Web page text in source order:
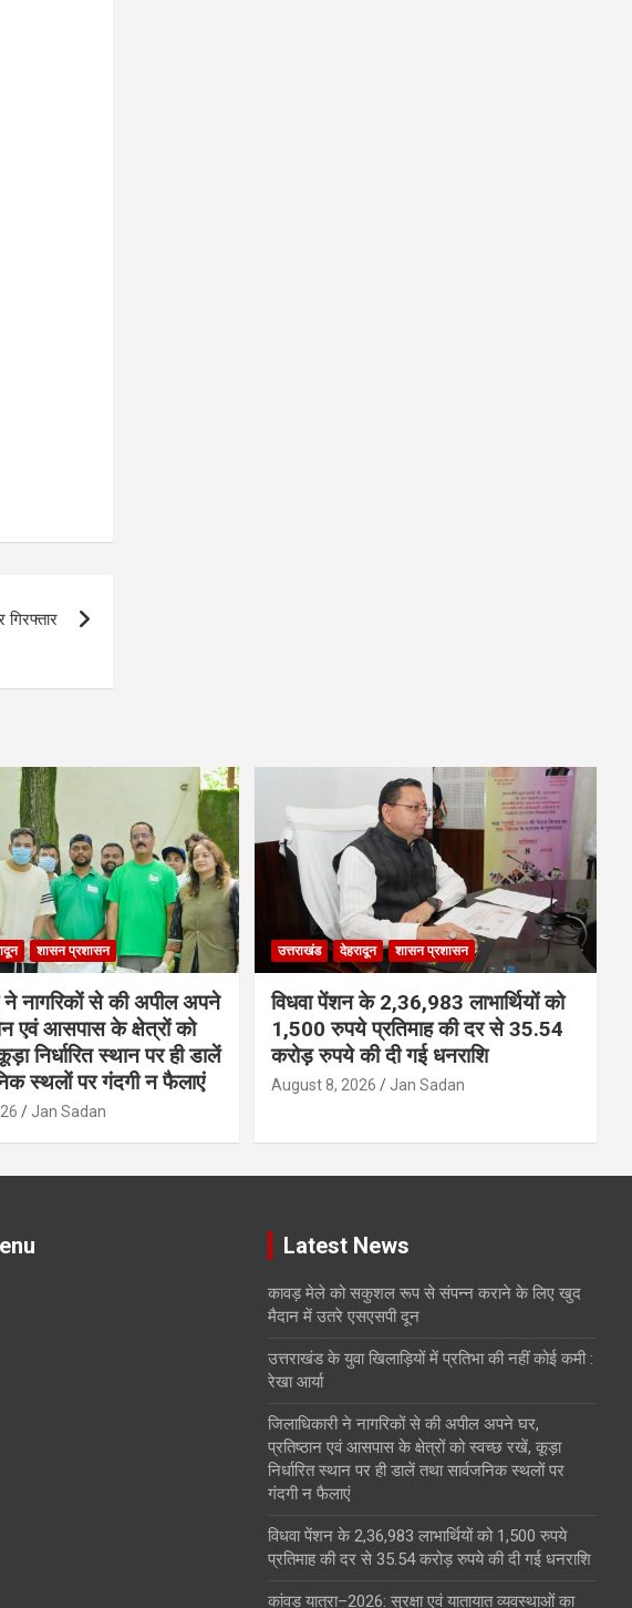
शासन प्रशासन
ने नागरिकों से की अपील अपने
एवं आसपास के क्षेत्रों को
निर्धारित स्थान पर ही डालें
स्थलों पर गंदगी न फैलाएं
Jan Sadan
उत्तराखंड देहरादून शासन प्रशासन
विधवा पेंशन के 2,36,983 लाभार्थियों को
1,500 रुपये प्रतिमाह की दर से 35.54
करोड़ रुपये की दी गई धनराशि
August 8, 2026 Jan Sadan
Latest News
कावड़ मेले को सकुशल रूप से संपन्न कराने के लिए खुद
मैदान में उतरे एसएसपी दून
उत्तराखंड के युवा खिलाड़ियों में प्रतिभा की नहीं कोई कमी :
रेखा आर्या
जिलाधिकारी ने नागरिकों से की अपील अपने घर,
प्रतिष्ठान एवं आसपास के क्षेत्रों को स्वच्छ रखें, कूड़ा
निर्धारित स्थान पर ही डालें तथा सार्वजनिक स्थलों पर
गंदगी न फैलाएं
विधवा पेंशन के 2,36,983 लाभार्थियों को 1,500 रुपये
प्रतिमाह की दर से 35.54 करोड़ रुपये की दी गई धनराशि
कांवड़ यात्रा–2026: सुरक्षा एवं यातायात व्यवस्थाओं का